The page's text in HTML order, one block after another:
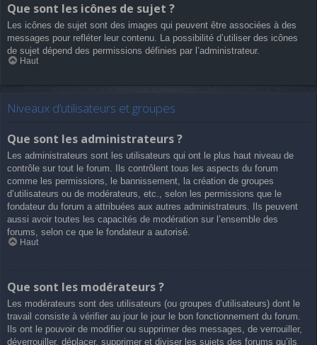
Que sont les icônes de sujet ?
Les icônes de sujet sont des images qui peuvent être associées à des
messages pour refléter leur contenu. La possibilité d’utiliser des icônes
de sujet dépend des permissions définies par l’administrateur.
Haut
Niveaux d’utilisateurs et groupes
Que sont les administrateurs ?
Les administrateurs sont les utilisateurs qui ont le plus haut niveau de
contrôle sur tout le forum. Ils contrôlent tous les aspects du forum
comme les permissions, le bannissement, la création de groupes
d’utilisateurs ou de modérateurs, etc., selon les permissions que le
fondateur du forum a attribuées aux autres administrateurs. Ils peuvent
aussi avoir toutes les capacités de modération sur l’ensemble des
forums, selon ce que le fondateur a autorisé.
Haut
Que sont les modérateurs ?
Les modérateurs sont des utilisateurs (ou groupes d’utilisateurs) dont le
travail consiste à vérifier au jour le jour le bon fonctionnement du forum.
Ils ont le pouvoir de modifier ou supprimer des messages, de verrouiller,
déverrouiller, déplacer, supprimer et diviser les sujets des forums qu’ils